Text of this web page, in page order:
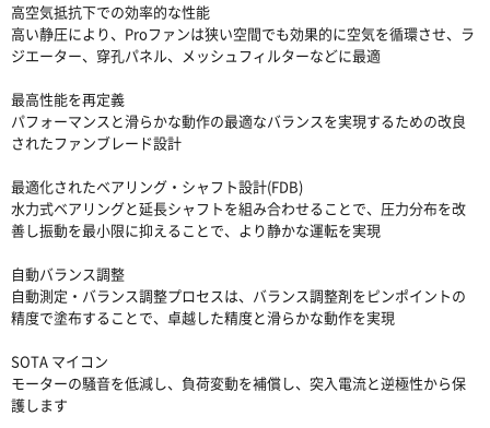
高空気抵抗下での効率的な性能
高い静圧により、Proファンは狭い空間でも効果的に空気を循環させ、ラ
ジエーター、穿孔パネル、メッシュフィルターなどに最適
最高性能を再定義
パフォーマンスと滑らかな動作の最適なバランスを実現するための改良
されたファンブレード設計
最適化されたベアリング・シャフト設計(FDB)
水力式ベアリングと延長シャフトを組み合わせることで、圧力分布を改
善し振動を最小限に抑えることで、より静かな運転を実現
自動バランス調整
自動測定・バランス調整プロセスは、バランス調整剤をピンポイントの
精度で塗布することで、卓越した精度と滑らかな動作を実現
SOTA マイコン
モーターの騒音を低減し、負荷変動を補償し、突入電流と逆極性から保
護します